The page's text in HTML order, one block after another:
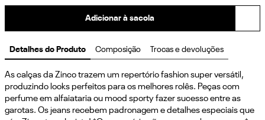
Adicionar à sacola
Detalhes do Produto Composição Trocas e devoluções
As calças da Zinco trazem um repertório fashion super versátil,
produzindo looks perfeitos para os melhores rolês. Peças com
perfume em alfaiataria ou mood sporty fazer sucesso entre as
garotas. Os jeans recebem padronagem e detalhes especiais que